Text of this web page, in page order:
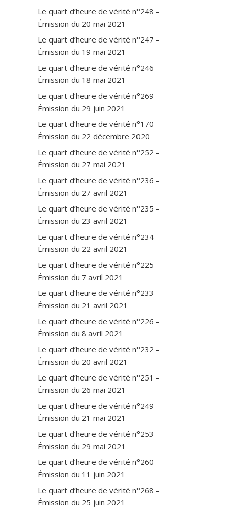
Le quart d’heure de vérité n°248 –
Émission du 20 mai 2021
Le quart d’heure de vérité n°247 –
Émission du 19 mai 2021
Le quart d’heure de vérité n°246 –
Émission du 18 mai 2021
Le quart d’heure de vérité n°269 –
Émission du 29 juin 2021
Le quart d’heure de vérité n°170 –
Émission du 22 décembre 2020
Le quart d’heure de vérité n°252 –
Émission du 27 mai 2021
Le quart d’heure de vérité n°236 –
Émission du 27 avril 2021
Le quart d’heure de vérité n°235 –
Émission du 23 avril 2021
Le quart d’heure de vérité n°234 –
Émission du 22 avril 2021
Le quart d’heure de vérité n°225 –
Émission du 7 avril 2021
Le quart d’heure de vérité n°233 –
Émission du 21 avril 2021
Le quart d’heure de vérité n°226 –
Émission du 8 avril 2021
Le quart d’heure de vérité n°232 –
Émission du 20 avril 2021
Le quart d’heure de vérité n°251 –
Émission du 26 mai 2021
Le quart d’heure de vérité n°249 –
Émission du 21 mai 2021
Le quart d’heure de vérité n°253 –
Émission du 29 mai 2021
Le quart d’heure de vérité n°260 –
Émission du 11 juin 2021
Le quart d’heure de vérité n°268 –
Émission du 25 juin 2021